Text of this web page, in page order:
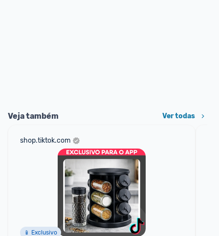
Veja também Ver todas
shop.tiktok.com
📱 Exclusivo